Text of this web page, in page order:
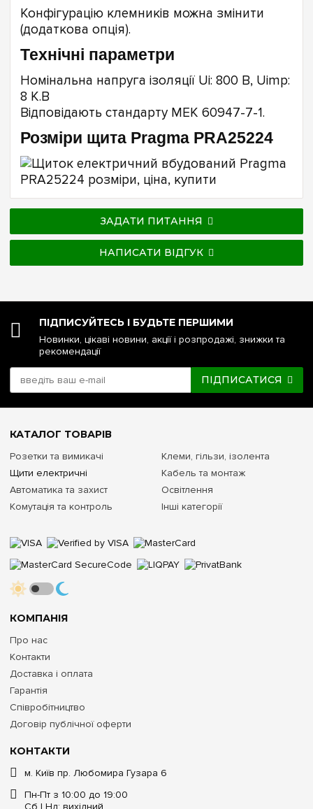
Конфігурацію клемників можна змінити
(додаткова опція).
Технічні параметри
Номінальна напруга ізоляції Ui: 800 В, Uimp:
8 К.В
Відповідають стандарту МЕК 60947-7-1.
Розміри щита Pragma PRA25224
ЗАДАТИ ПИТАННЯ
НАПИСАТИ ВІДГУК
ПІДПИСУЙТЕСЬ І БУДЬТЕ ПЕРШИМИ
Новинки, цікаві новини, акції і розпродажі, знижки та
рекомендації
ПІДПИСАТИСЯ
КОНТАКТИ
м. Київ пр. Любомира Гузара 6
Пн-Пт з 10:00 до 19:00
КОМПАНІЯ
Про нас
Контакти
Доставка і оплата
Гарантія
Співробітництво
Договір публічної оферти
КАТАЛОГ ТОВАРІВ
Розетки та вимикачі
Щити електричні
Автоматика та захист
Комутація та контроль
Клеми, гільзи, ізолента
Кабель та монтаж
Освітлення
Інші категорії